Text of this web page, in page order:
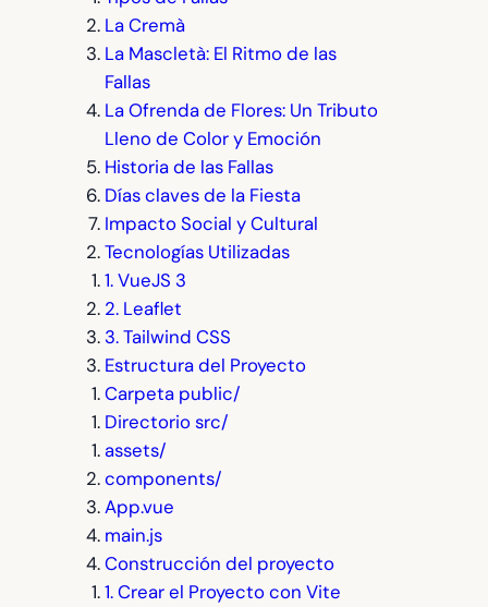
La Cremà
La Mascletà: El Ritmo de las
Fallas
La Ofrenda de Flores: Un Tributo
Lleno de Color y Emoción
Historia de las Fallas
Días claves de la Fiesta
Impacto Social y Cultural
Tecnologías Utilizadas
1. VueJS 3
2. Leaflet
3. Tailwind CSS
Estructura del Proyecto
Carpeta public/
Directorio src/
assets/
components/
App.vue
main.js
Construcción del proyecto
1. Crear el Proyecto con Vite